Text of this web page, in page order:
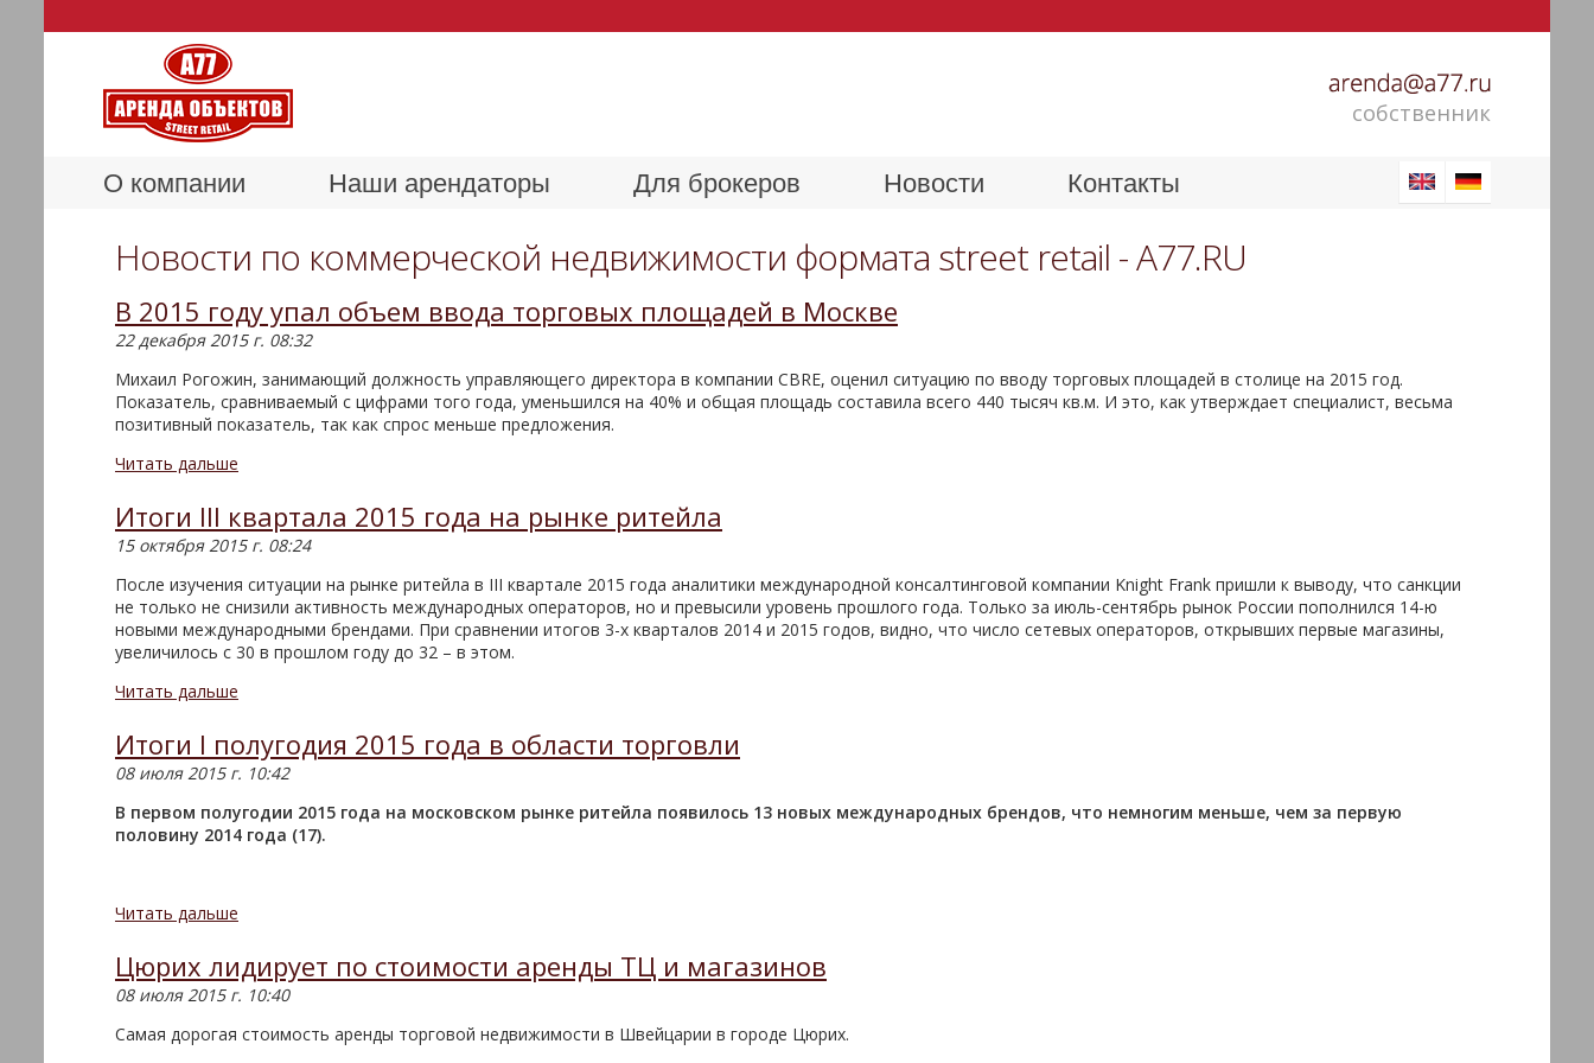
собственник
О компании Наши арендаторы Для брокеров Новости Контакты
Новости по коммерческой недвижимости формата street retail - A77.RU
В 2015 году упал объем ввода торговых площадей в Москве
22 декабря 2015 г. 08:32
Михаил Рогожин, занимающий должность управляющего директора в компании CBRE, оценил ситуацию по вводу торговых площадей в столице на 2015 год.
Показатель, сравниваемый с цифрами того года, уменьшился на 40% и общая площадь составила всего 440 тысяч кв.м. И это, как утверждает специалист, весьма
позитивный показатель, так как спрос меньше предложения.
Читать дальше
Итоги III квартала 2015 года на рынке ритейла
15 октября 2015 г. 08:24
После изучения ситуации на рынке ритейла в III квартале 2015 года аналитики международной консалтинговой компании Knight Frank пришли к выводу, что санкции
не только не снизили активность международных операторов, но и превысили уровень прошлого года. Только за июль-сентябрь рынок России пополнился 14-ю
новыми международными брендами. При сравнении итогов 3-х кварталов 2014 и 2015 годов, видно, что число сетевых операторов, открывших первые магазины,
увеличилось с 30 в прошлом году до 32 – в этом.
Читать дальше
Итоги I полугодия 2015 года в области торговли
08 июля 2015 г. 10:42
В первом полугодии 2015 года на московском рынке ритейла появилось 13 новых международных брендов, что немногим меньше, чем за первую
половину 2014 года (17).
Читать дальше
Цюрих лидирует по стоимости аренды ТЦ и магазинов
08 июля 2015 г. 10:40
Самая дорогая стоимость аренды торговой недвижимости в Швейцарии в городе Цюрих.